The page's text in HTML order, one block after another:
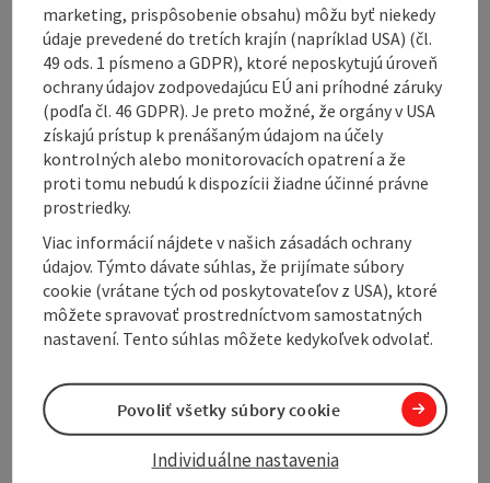
Hikes ...
Display complete description
Contact
Opening hours
Equipment
marketing, prispôsobenie obsahu) môžu byť niekedy
údaje prevedené do tretích krajín (napríklad USA) (čl.
49 ods. 1 písmeno a GDPR), ktoré neposkytujú úroveň
ochrany údajov zodpovedajúcu EÚ ani príhodné záruky
(podľa čl. 46 GDPR). Je preto možné, že orgány v USA
získajú prístup k prenášaným údajom na účely
kontrolných alebo monitorovacích opatrení a že
proti tomu nebudú k dispozícii žiadne účinné právne
prostriedky.
Viac informácií nájdete v našich zásadách ochrany
údajov. Týmto dávate súhlas, že prijímate súbory
cookie (vrátane tých od poskytovateľov z USA), ktoré
môžete spravovať prostredníctvom samostatných
nastavení. Tento súhlas môžete kedykoľvek odvolať.
Individuálne nastavenia
Povoliť všetky súbory cookie